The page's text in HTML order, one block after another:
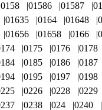
0158 01586 01587
01635 0164 01648
01656 01658 0166
0175 0176 0178
0185 0186 0187
0195 0197 0198
0226 0228 0229
0238 024 0240